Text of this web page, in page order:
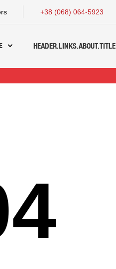
+38 (068) 064-5923
HEADER.LINKS.ABOUT.TITLE